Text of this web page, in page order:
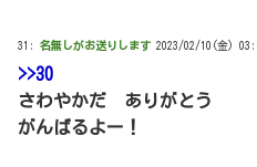
31: 名無しがお送りします 2023/02/10(金)
>>30
さわやかだ ありがとう
がんばるよー！